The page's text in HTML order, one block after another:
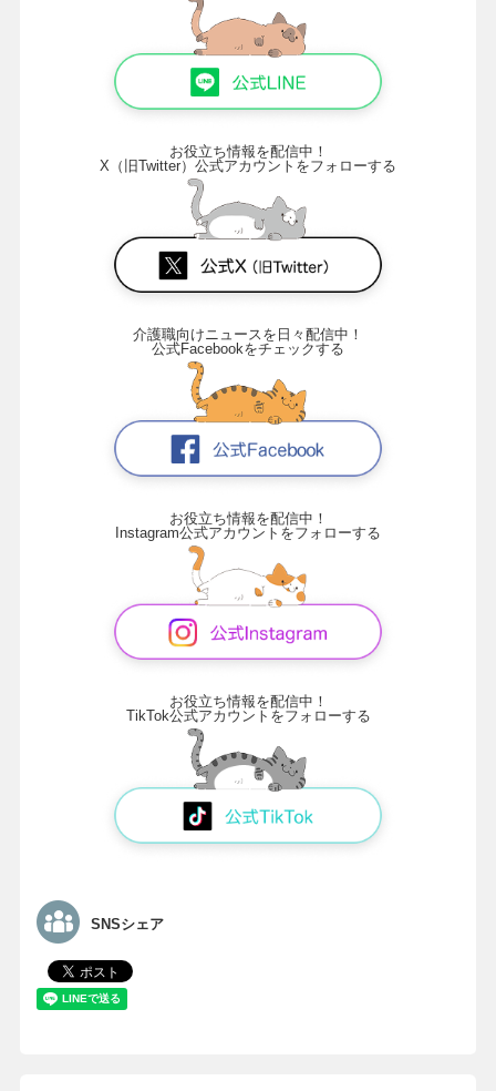
お役立ち情報を配信中！
X（旧Twitter）公式アカウントをフォローする
介護職向けニュースを日々配信中！
公式Facebookをチェックする
お役立ち情報を配信中！
Instagram公式アカウントをフォローする
お役立ち情報を配信中！
TikTok公式アカウントをフォローする
SNSシェア